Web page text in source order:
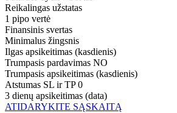
Reikalingas užstatas
1 pipo vertė
Finansinis svertas
Minimalus žingsnis
Ilgas apsikeitimas (kasdienis)
Trumpasis pardavimas NO
Trumpasis apsikeitimas (kasdienis)
Atstumas SL ir TP 0
3 dienų apsikeitimas (data)
ATIDARYKITE SĄSKAITĄ